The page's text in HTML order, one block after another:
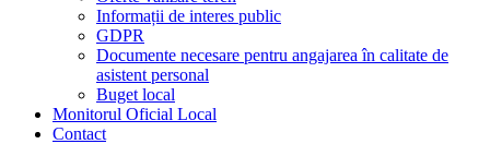
Informații de interes public
GDPR
Documente necesare pentru angajarea în calitate de
asistent personal
Buget local
Monitorul Oficial Local
Contact